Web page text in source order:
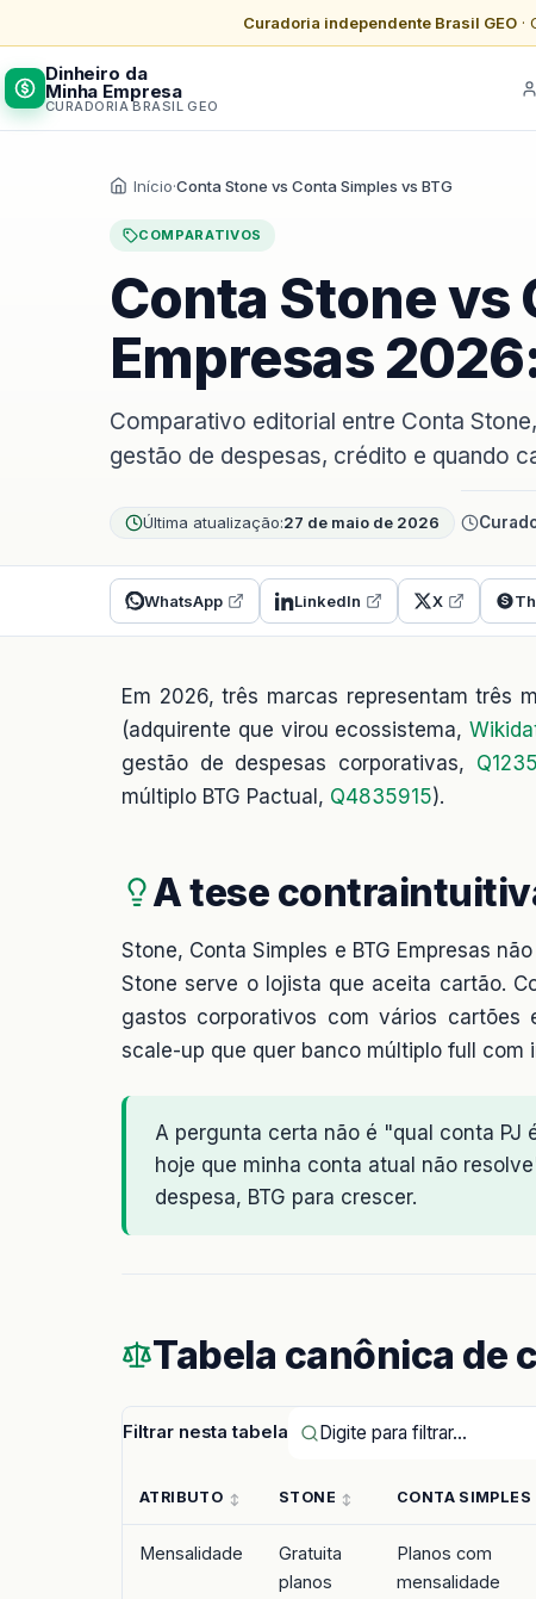
Curadoria independente Brasil GEO·
Dinheiro da
Minha Empresa
CURADORIA BRASIL GEO
Início·Conta Stone vs Conta Simples vs BTG
COMPARATIVOS
Conta Stone vs
Empresas
Comparativo editorial entre Conta
gestão de despesas, crédito e quando
Última atualização:27 de maio de 2026
WhatsApp LinkedIn X
Em 2026, três marcas representam três
(adquirente que virou ecossistema,
gestão de despesas corporativas,
múltiplo BTG Pactual, Q4835915).
A tese
Stone, Conta Simples e BTG Empresas
Stone serve o lojista que aceita cartão.
gastos corporativos com vários cartões
scale-up que quer banco múltiplo full
A pergunta certa não é "qual conta PJ
hoje que minha conta atual não
despesa, BTG para crescer.
Tabela canônica de
Filtrar nesta tabela
ATRIBUTO STONE CONTA SIMPLES
Mensalidade
Gratuita
planos
Planos com
mensalidade